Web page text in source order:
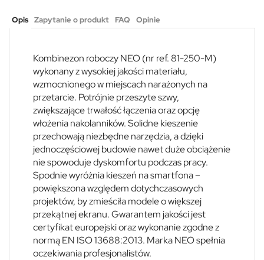
Opis Zapytanie o produkt FAQ Opinie
Kombinezon roboczy NEO (nr ref. 81-250-M)
wykonany z wysokiej jakości materiału,
wzmocnionego w miejscach narażonych na
przetarcie. Potrójnie przeszyte szwy,
zwiększające trwałość łączenia oraz opcję
włożenia nakolanników. Solidne kieszenie
przechowają niezbędne narzędzia, a dzięki
jednoczęściowej budowie nawet duże obciążenie
nie spowoduje dyskomfortu podczas pracy.
Spodnie wyróżnia kieszeń na smartfona –
powiększona względem dotychczasowych
projektów, by zmieściła modele o większej
przekątnej ekranu. Gwarantem jakości jest
certyfikat europejski oraz wykonanie zgodne z
normą EN ISO 13688:2013. Marka NEO spełnia
oczekiwania profesjonalistów.